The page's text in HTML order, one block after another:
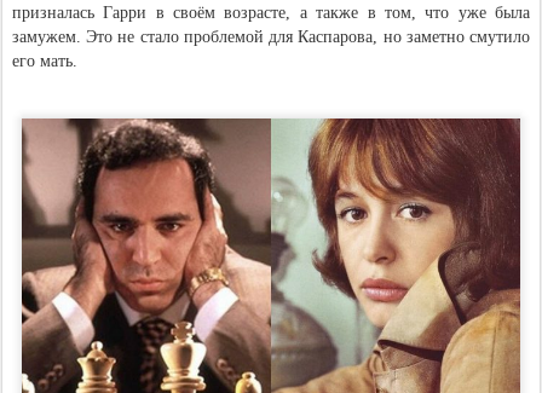
призналась Гарри в своём возрасте, а также в том, что уже была
замужем. Это не стало проблемой для Каспарова, но заметно смутило
его мать.